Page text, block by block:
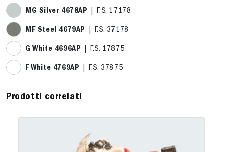
MG Silver 4678AP | F.S. 17178
MF Steel 4679AP | F.S. 37178
G White 4696AP | F.S. 17875
F White 4769AP | F.S. 37875
Prodotti correlati